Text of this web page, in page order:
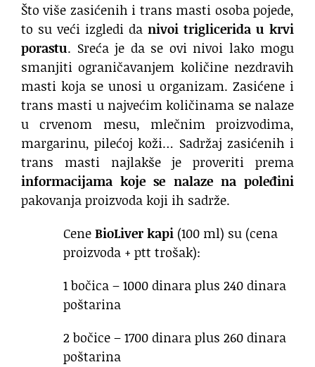
Što više zasićenih i trans masti osoba pojede,
to su veći izgledi da nivoi triglicerida u krvi
porastu. Sreća je da se ovi nivoi lako mogu
smanjiti ograničavanjem količine nezdravih
masti koja se unosi u organizam. Zasićene i
trans masti u najvećim količinama se nalaze
u crvenom mesu, mlečnim proizvodima,
margarinu, pilećoj koži… Sadržaj zasićenih i
trans masti najlakše je proveriti prema
informacijama koje se nalaze na poleđini
pakovanja proizvoda koji ih sadrže.
CeneBioLiver kapi (100 ml) su (cena
proizvoda + ptt trošak):
1 bočica – 1000 dinara plus 240 dinara
poštarina
2 bočice – 1700 dinara plus 260 dinara
poštarina